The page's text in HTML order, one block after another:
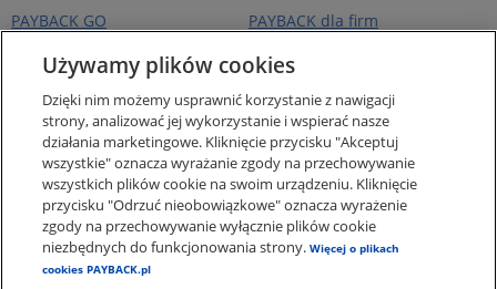
PAYBACK GO
Portfel kart
Ceny paliw
PAYBACK dla firm
PAYBACK Ekstra
O firmie
Pomoc i kontakt
Pogotowie Punktowe -
punkty za zakupy online
Regulaminy i Ochrona
Danych
Polityka plików Cookies
Używamy plików cookies
Dzięki nim możemy usprawnić korzystanie z nawigacji
strony, analizować jej wykorzystanie i wspierać nasze
działania marketingowe. Kliknięcie przycisku "Akceptuj
wszystkie" oznacza wyrażanie zgody na przechowywanie
wszystkich plików cookie na swoim urządzeniu. Kliknięcie
przycisku "Odrzuć nieobowiązkowe" oznacza wyrażenie
zgody na przechowywanie wyłącznie plików cookie
niezbędnych do funkcjonowania strony.Więcej o plikach
cookies PAYBACK.pl